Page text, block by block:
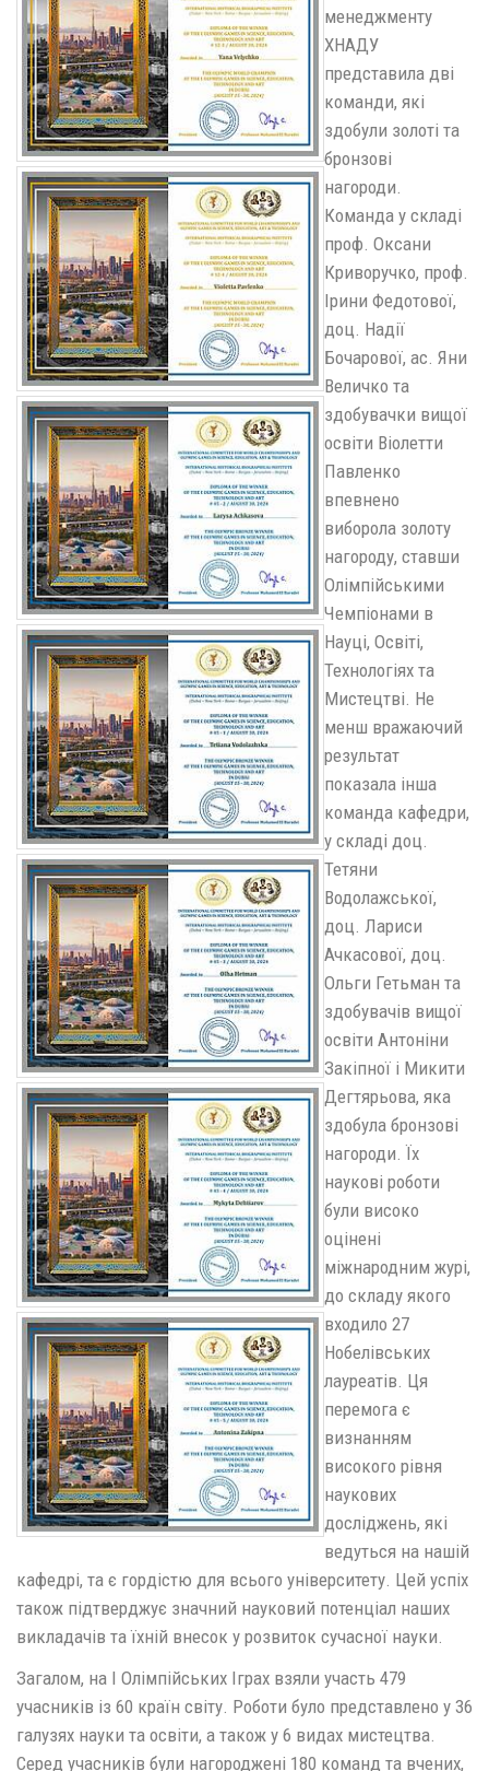
менеджменту
ХНАДУ
представила дві
команди, які
здобули золоті та
бронзові
нагороди.
Команда у складі
проф. Оксани
Криворучко, проф.
Ірини Федотової,
доц. Надії
Бочарової, ас. Яни
Величко та
здобувачки вищої
освіти Віолетти
Павленко
впевнено
виборола золоту
нагороду, ставши
Олімпійськими
Чемпіонами в
Науці, Освіті,
Технологіях та
Мистецтві. Не
менш вражаючий
результат
показала інша
команда кафедри,
у складі доц.
Тетяни
Водолажської,
доц. Лариси
Ачкасової, доц.
Ольги Гетьман та
здобувачів вищої
освіти Антоніни
Закіпної і Микити
Дегтярьова, яка
здобула бронзові
нагороди. Їх
наукові роботи
були високо
оцінені
міжнародним журі,
до складу якого
входило 27
Нобелівських
лауреатів. Ця
перемога є
визнанням
високого рівня
наукових
досліджень, які
ведуться на нашій
кафедрі, та є гордістю для всього університету. Цей успіх
також підтверджує значний науковий потенціал наших
викладачів та їхній внесок у розвиток сучасної науки.
Загалом, на I Олімпійських Іграх взяли участь 479
учасників із 60 країн світу. Роботи було представлено у 36
галузях науки та освіти, а також у 6 видах мистецтва.
Серед учасників були нагороджені 180 команд та вчених,